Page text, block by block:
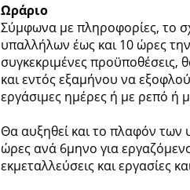
Ωράριο
Σύμφωνα με πληροφορίες, το
υπαλλήλων έως και 10 ώρες
συγκεκριμένες
και εντός εξαμήνου να
εργάσιμες ημέρες ή με ρεπό ή
Θα αυξηθεί και το πλαφόν των
ώρες ανά 6μηνο για
εκμεταλλεύσεις και εργασίες